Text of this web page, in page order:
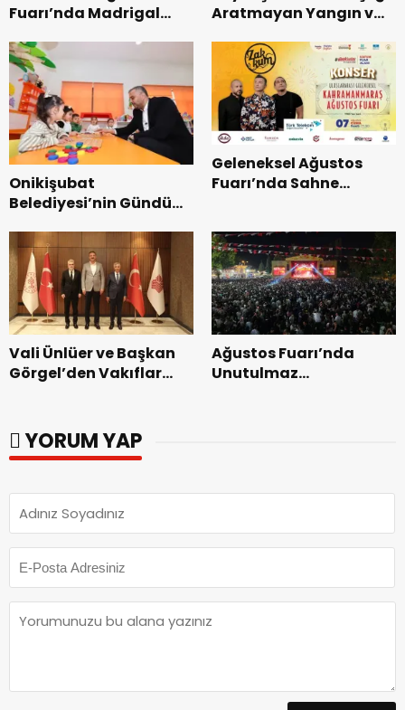
Fuarı’nda Madrigal
Aratmayan Yangın ve
Onikişubat
Belediyesi’nin Gündüz
dönemin ön kayıtları
başladı.
Geleneksel Ağustos
Fuarı’nda Sahne
Vali Ünlüer ve Başkan
Görgel’den Vakıflar
Ağustos Fuarı’nda
Unutulmaz
YORUM YAP